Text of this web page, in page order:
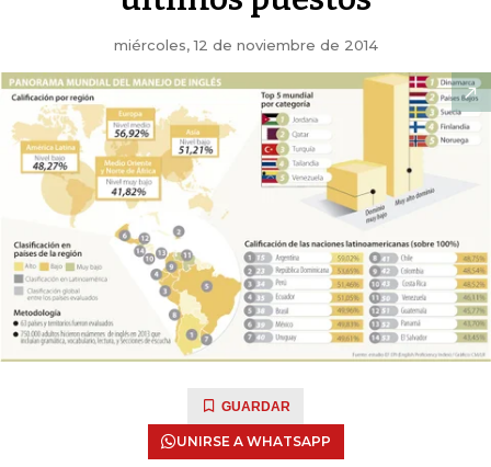
miércoles, 12 de noviembre de 2014
GUARDAR
UNIRSE A WHATSAPP